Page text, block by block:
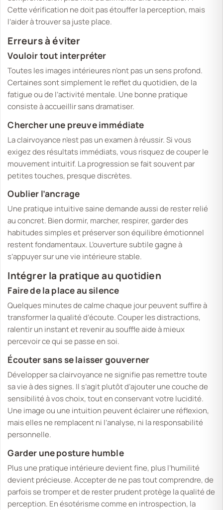
Cette vérification ne doit pas étouffer la perception, mais
l’aider à trouver sa juste place.
Erreurs à éviter
Vouloir tout interpréter
Toutes les images intérieures n’ont pas un sens profond.
Certaines sont simplement le reflet du quotidien, de la
fatigue ou de l’activité mentale. Une bonne pratique
consiste à accueillir sans dramatiser.
Chercher une preuve immédiate
La clairvoyance n’est pas un examen à réussir. Si vous
exigez des résultats immédiats, vous risquez de couper le
mouvement intuitif. La progression se fait souvent par
petites touches, presque discrètes.
Oublier l’ancrage
Une pratique intuitive saine demande aussi de rester relié
au concret. Bien dormir, marcher, respirer, garder des
habitudes simples et préserver son équilibre émotionnel
restent fondamentaux. L’ouverture subtile gagne à
s’appuyer sur une vie intérieure stable.
Intégrer la pratique au quotidien
Faire de la place au silence
Quelques minutes de calme chaque jour peuvent suffire à
transformer la qualité d’écoute. Couper les distractions,
ralentir un instant et revenir au souffle aide à mieux
percevoir ce qui se passe en soi.
Écouter sans se laisser gouverner
Développer sa clairvoyance ne signifie pas remettre toute
sa vie à des signes. Il s’agit plutôt d’ajouter une couche de
sensibilité à vos choix, tout en conservant votre lucidité.
Une image ou une intuition peuvent éclairer une réflexion,
mais elles ne remplacent ni l’analyse, ni la responsabilité
personnelle.
Garder une posture humble
Plus une pratique intérieure devient fine, plus l’humilité
devient précieuse. Accepter de ne pas tout comprendre, de
parfois se tromper et de rester prudent protège la qualité de
perception. En ésotérisme comme en introspection, la